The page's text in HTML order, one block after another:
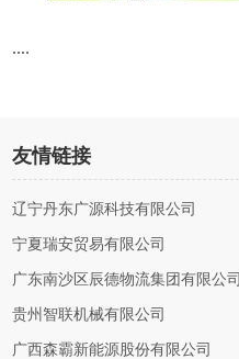
....
友情链接
辽宁丹东广源科技有限公司
宁夏瑞安贸易有限公司
广东南沙区辰德物流集团有限公司
贵州智联机械有限公司
广西森霸新能源股份有限公司